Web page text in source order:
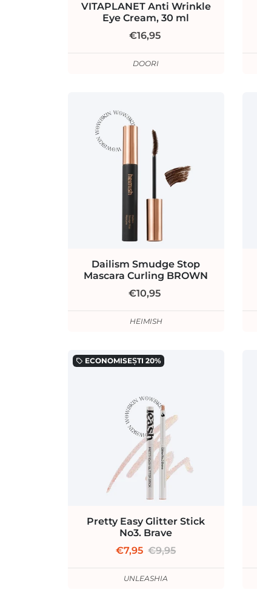
VITAPLANET Anti Wrinkle
Eye Cream, 30 ml
€16,95
DOORI
Dailism Smudge Stop
Mascara Curling BROWN
€10,95
HEIMISH
local_offer ECONOMISEȘTI 20%
Pretty Easy Glitter Stick
No3. Brave
€7,95 €9,95
UNLEASHIA